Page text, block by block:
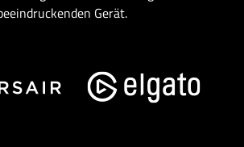
Gerät.